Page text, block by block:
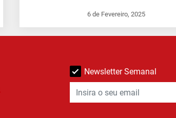
6 de Fevereiro, 2025
Newsletter Semanal